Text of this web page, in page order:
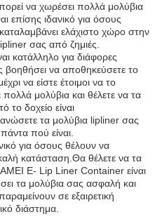
να χωρέσει πολλά μολύβια
επίσης ιδανικό για όσους
ελάχιστο χώρο στην
σας από ζημιές.
κατάλληλο για διάφορες
βοηθήσει να αποθηκεύσετε το
να είστε έτοιμοι να το
πολλά μολύβια και θέλετε να τα
το δοχείο είναι
τα μολύβια lipliner σας
πού είναι.
για όσους θέλουν να
κατάσταση.Θα θέλετε να τα
E- Lip Liner Container είναι
τα μολύβια σας ασφαλή και
σε εξαιρετική
διάστημα.